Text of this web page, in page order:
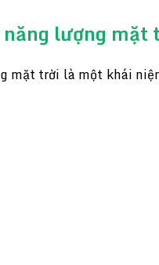
lượng mặt
mặt trời là một khái